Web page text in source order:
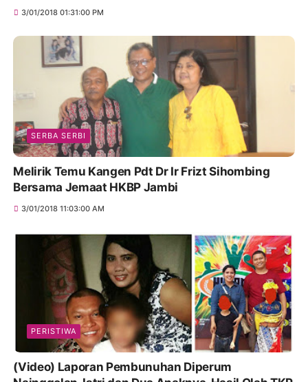
3/01/2018 01:31:00 PM
SERBA SERBI
Melirik Temu Kangen Pdt Dr Ir Frizt Sihombing
Bersama Jemaat HKBP Jambi
3/01/2018 11:03:00 AM
PERISTIWA
(Video) Laporan Pembunuhan Diperum